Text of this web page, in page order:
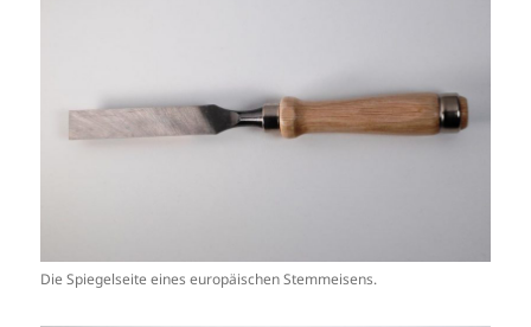
Die Spiegelseite eines europäischen Stemmeisens.